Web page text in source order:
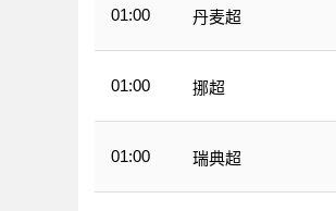
01:00 丹麦超
01:00 挪超
01:00 瑞典超